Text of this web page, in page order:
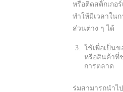
หรือติดสติ๊กเกอร์
ทำให้มีเวลาใน
ส่วนต่าง ๆ ได้
ใช้เพื่อเป็น
หรือสินค้าที่
การตลาด
ร่มสามารถนำไ